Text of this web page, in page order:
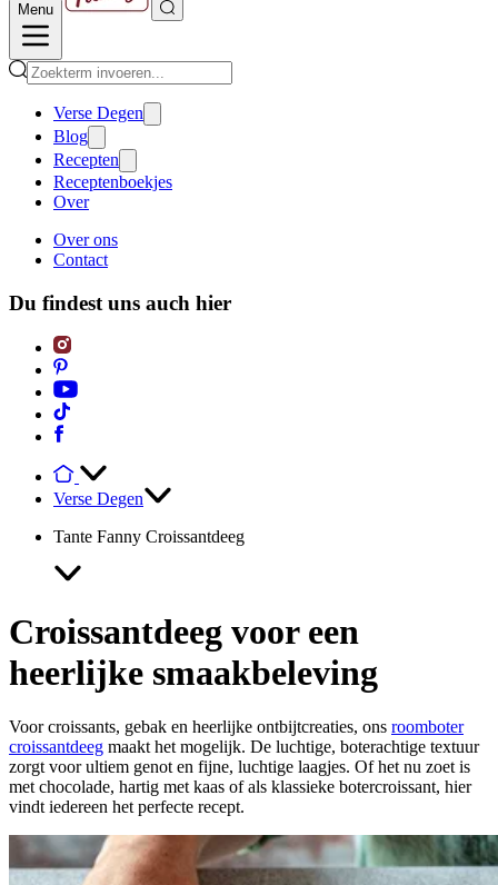
Menu
Verse Degen
Blog
Recepten
Receptenboekjes
Over
Over ons
Contact
Du findest uns auch hier
Verse Degen
Tante Fanny Croissantdeeg
Croissantdeeg voor een
heerlijke smaakbeleving
Voor croissants, gebak en heerlijke ontbijtcreaties, ons roomboter
croissantdeeg maakt het mogelijk. De luchtige, boterachtige textuur
zorgt voor ultiem genot en fijne, luchtige laagjes. Of het nu zoet is
met chocolade, hartig met kaas of als klassieke botercroissant, hier
vindt iedereen het perfecte recept.